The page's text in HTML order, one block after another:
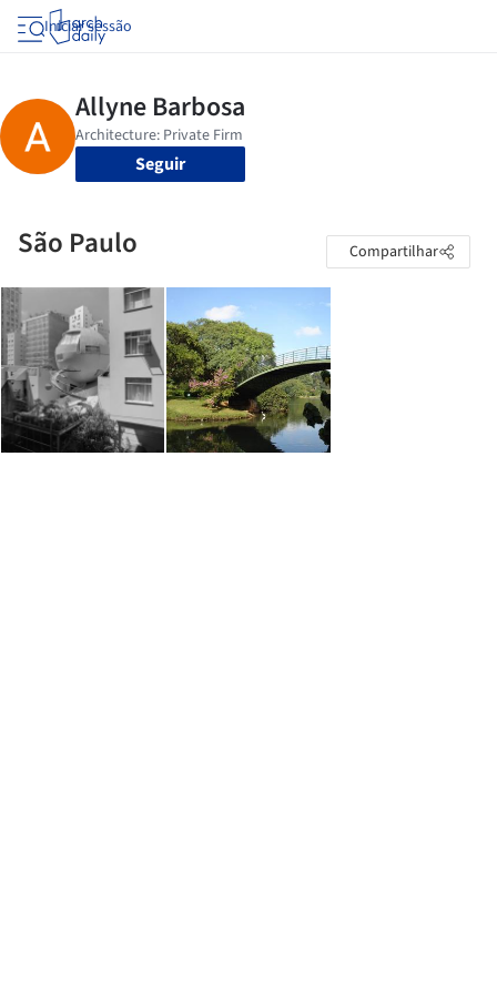
Iniciar sessão
Seguir
São Paulo Compartilhar